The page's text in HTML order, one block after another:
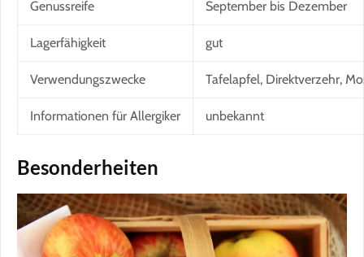
Genussreife September bis Dezember
Lagerfähigkeit gut
Verwendungszwecke Tafelapfel, Direktverzehr,
Informationen für Allergiker unbekannt
Besonderheiten